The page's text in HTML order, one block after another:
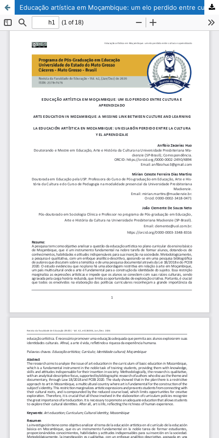
Educação artística em Moçambique: um elo perdido entre cultura e aprendizado